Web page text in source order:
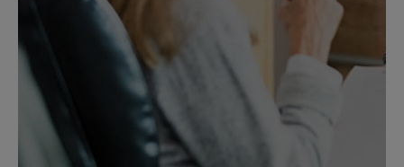
Læs om traumebehandling